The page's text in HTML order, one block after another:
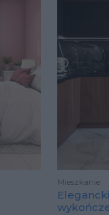
Mieszkanie